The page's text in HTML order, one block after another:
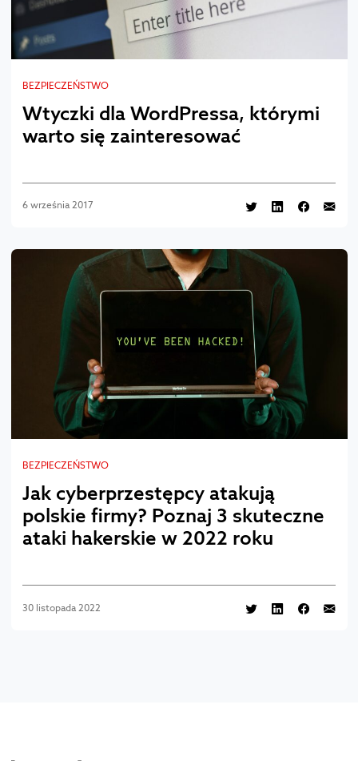
BEZPIECZEŃSTWO
Wtyczki dla WordPressa, którymi
warto się zainteresować
6 września 2017
BEZPIECZEŃSTWO
Jak cyberprzestępcy atakują
polskie firmy? Poznaj 3 skuteczne
ataki hakerskie w 2022 roku
30 listopada 2022